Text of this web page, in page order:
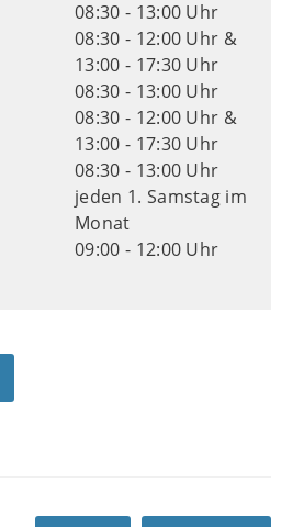
08:30 - 13:00 Uhr
08:30 - 12:00 Uhr &
13:00 - 17:30 Uhr
08:30 - 13:00 Uhr
08:30 - 12:00 Uhr &
13:00 - 17:30 Uhr
08:30 - 13:00 Uhr
jeden 1. Samstag im
Monat
09:00 - 12:00 Uhr